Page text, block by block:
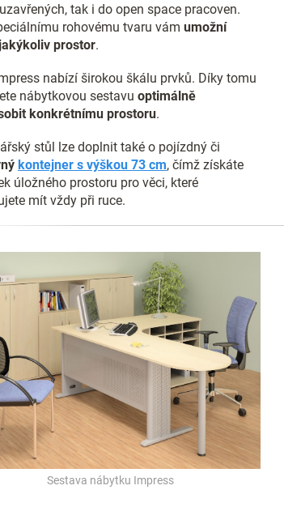
tak i do open space pracoven.
rohovému tvaru vám umožní
prostor.
nabízí širokou škálu prvků. Díky tomu
nábytkovou sestavu optimálně
konkrétnímu prostoru.
stůl lze doplnit také o pojízdný či
kontejner s výškou 73 cm, čímž získáte
úložného prostoru pro věci, které
mít vždy při ruce.
Sestava nábytku Impress